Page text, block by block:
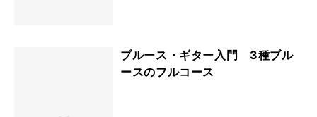
ブルース・ギター入門 3種ブル
ースのフルコース